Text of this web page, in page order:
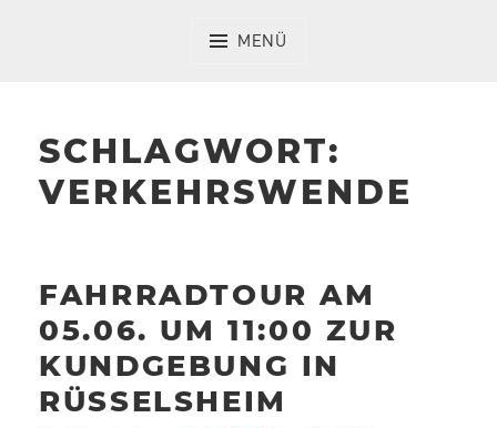
MENÜ
SCHLAGWORT:
VERKEHRSWENDE
FAHRRADTOUR AM
05.06. UM 11:00 ZUR
KUNDGEBUNG IN
RÜSSELSHEIM